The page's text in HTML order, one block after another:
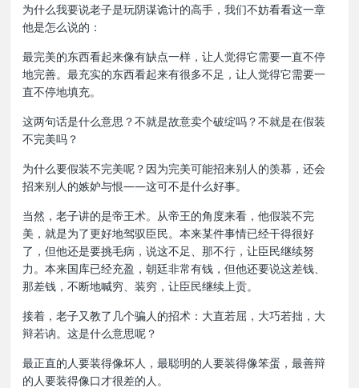
为什么我要说老子是玩阴谋诡计的高手，我们不妨看看这一章
他是怎么说的：
最完美的东西看起来像有缺点一样，让人觉得它需要一直不停
地完善。最充实的东西看起来有很多不足，让人觉得它需要一
直不停地填充。
这两句话是什么意思？不就是故意卖个破绽吗？不就是在假装
不完美吗？
为什么要假装不完美呢？因为完美可能招来别人的羡慕，还会
招来别人的嫉妒与恨——这可不是什么好事。
当然，老子讲的是帝王术。从帝王的角度来看，他假装不完
美，就是为了更好地驾驭臣民。本来某件事情已经干得很好
了，但他还是要挑毛病，说这不足、那不行，让臣民继续努
力。本来国库已经充盈，朝廷非常有钱，但他还要说这差钱、
那差钱，不断地喊穷、装穷，让臣民继续上贡。
接着，老子又教了几个骗人的招术：大直若屈，大巧若拙，大
辩若讷。这是什么意思呢？
最正直的人要装得像坏人，最聪明的人要装得像笨蛋，最善辩
的人要装得像口才很差的人。